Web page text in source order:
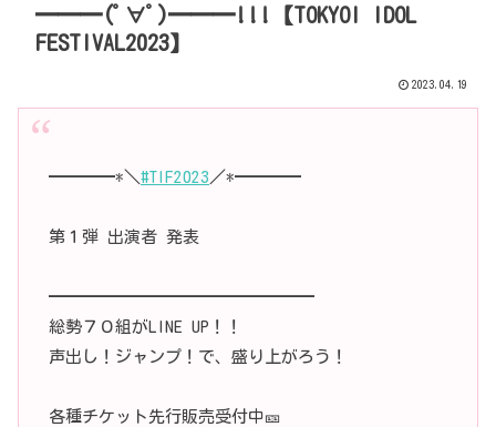
━━━(ﾟ∀ﾟ)━━━!!!【TOKYOI IDOL
FESTIVAL2023】
2023.04.19
━━━━*＼#TIF2023 ／*━━━━
第１弾 出演者 発表
━━━━━━━━━━━━━━━━
総勢７０組がLINE UP！！
声出し！ジャンプ！で、盛り上がろう！
各種チケット先行販売受付中🎫